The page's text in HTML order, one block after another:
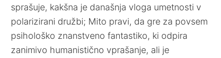
sprašuje, kakšna je današnja vloga umetnosti v
polarizirani družbi; Mito pravi, da gre za povsem
psihološko znanstveno fantastiko, ki odpira
zanimivo humanistično vprašanje, ali je